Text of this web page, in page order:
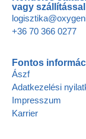
vagy
+36 70 366 0277
Fontos
Ászf
Adatkezelési
Impresszum
Karrier